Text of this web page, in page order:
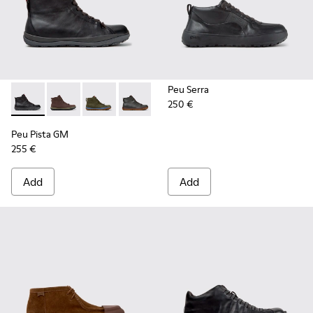
Peu Pista GM - K300287-034 - Black Leather Ankle Boots
Peu Pista GM - K300287-035 - Brown Nubuck Ankle
Peu Pista GM - K300287-033
Peu Pista GM - K300287-032
Peu Pista GM - K300287-030
Peu Pista GM -
Peu Pista GM
255 €
Add
Peu Serra
250 €
Add